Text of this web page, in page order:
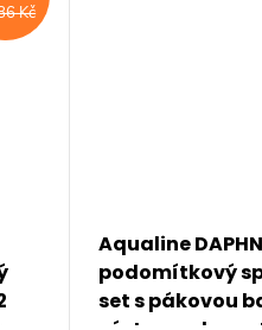
Kč
Aqualine
podomítkový
set s pákovou